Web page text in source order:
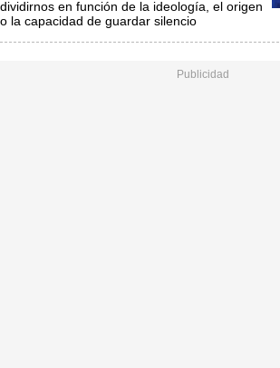
MUNICIPIOS
dividirnos en función de la ideología, el origen
o la capacidad de guardar silencio